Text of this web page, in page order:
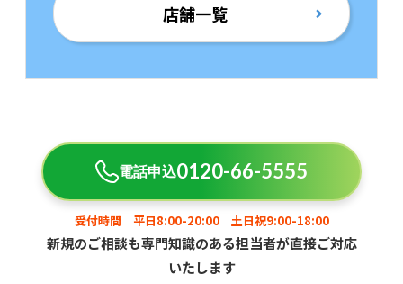
店舗一覧
電話申込0120-66-5555
受付時間 平日8:00-20:00 土日祝9:00-18:00
新規のご相談も専門知識のある担当者が直接ご対応
いたします